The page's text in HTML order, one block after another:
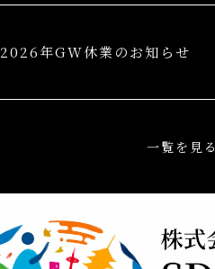
2026年GW休業のお知らせ
一覧を見る